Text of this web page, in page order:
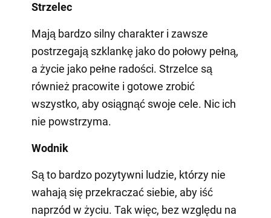
Strzelec
Mają bardzo silny charakter i zawsze
postrzegają szklankę jako do połowy pełną,
a życie jako pełne radości. Strzelce są
również pracowite i gotowe zrobić
wszystko, aby osiągnąć swoje cele. Nic ich
nie powstrzyma.
Wodnik
Są to bardzo pozytywni ludzie, którzy nie
wahają się przekraczać siebie, aby iść
naprzód w życiu. Tak więc, bez względu na